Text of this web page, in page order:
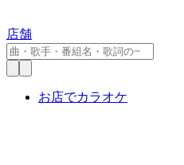
店舗
お店でカラオケ